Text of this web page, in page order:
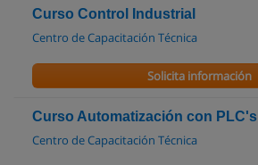
Curso Control Industrial
Centro de Capacitación Técnica
Solicita información
Curso Automatización con PLC's
Centro de Capacitación Técnica